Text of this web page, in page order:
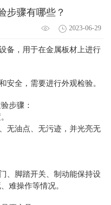
步骤有哪些？
2023-06-29
备，用于在金属板材上进行
安全，需要进行外观检验。
步骤：
无油点、无污迹，并光亮无
、脚踏开关、制动能保持设
难操作等情况。